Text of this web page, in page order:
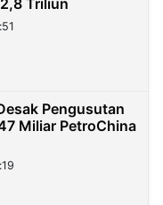
Triliun
Pengusutan
Miliar PetroChina